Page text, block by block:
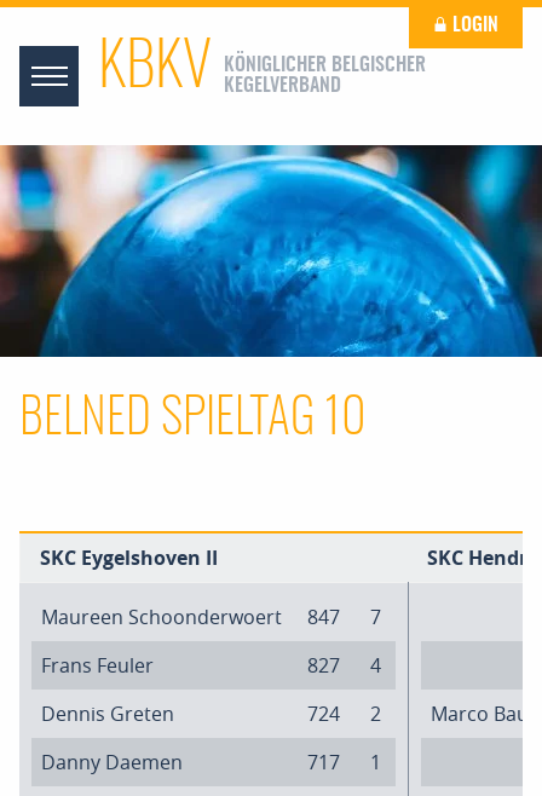
KBKV
KÖNIGLICHER BELGISCHER
KEGELVERBAND
LOGIN
BELNED SPIELTAG 10
SKC Eygelshoven II SKC
Maureen Schoonderwoert 847
7
Frans Feuler
827
4
Dennis Greten
724
2
Danny Daemen
717
1
Marco Baur